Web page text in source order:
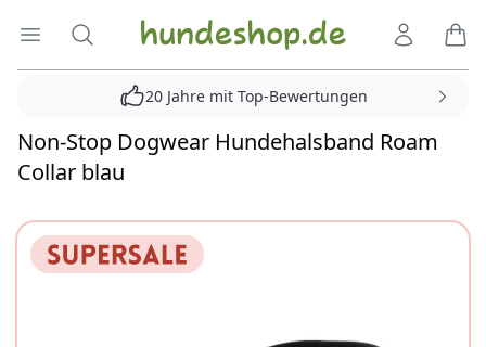
Menü öffnen
Suche Hundeshop.de
20 Jahre mit Top-Bewertungen
Non-Stop Dogwear Hundehalsband Roam
Collar blau
Reviews
Bilder